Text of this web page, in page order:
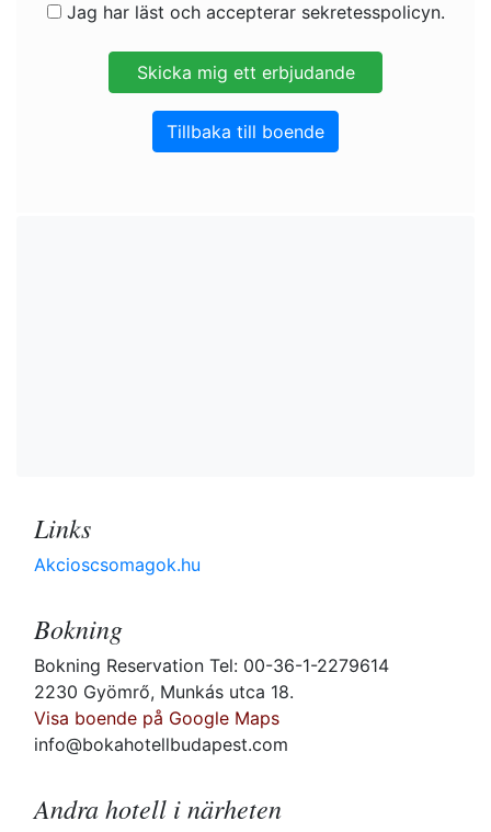
Jag har läst och accepterar sekretesspolicyn.
Tillbaka till boende
Links
Akcioscsomagok.hu
Bokning
Bokning Reservation Tel: 00-36-1-2279614
2230 Gyömrő, Munkás utca 18.
Visa boende på Google Maps
info@bokahotellbudapest.com
Andra hotell i närheten